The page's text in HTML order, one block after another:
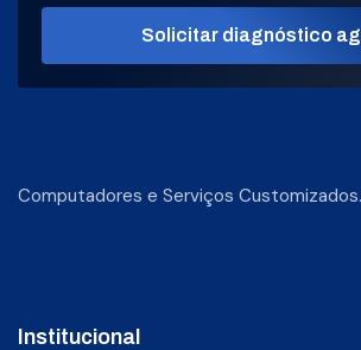
Solicitar diagnóstico
Computadores e Serviços Customizados.
Institucional